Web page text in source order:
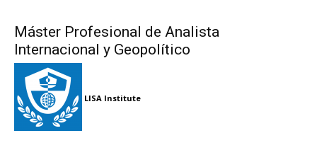
Máster Profesional de Analista
Internacional y Geopolítico
LISA Institute